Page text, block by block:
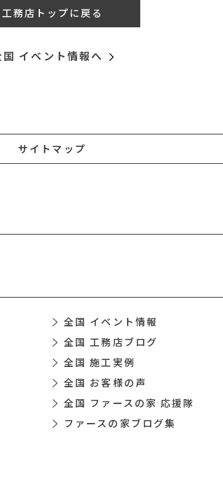
工務店トップに戻る
国 イベント情報へ
サイトマップ
全国 イベント情報
全国 工務店ブログ
全国 施工実例
全国 お客様の声
全国 ファースの家 応援隊
ファースの家ブログ集